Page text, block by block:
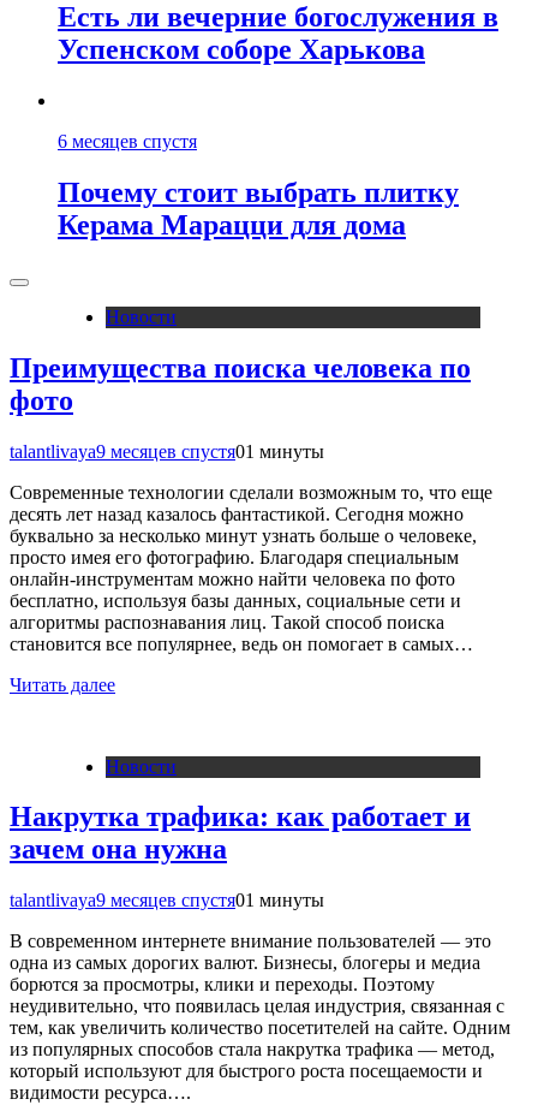
Есть ли вечерние богослужения в
Успенском соборе Харькова
6 месяцев спустя
Почему стоит выбрать плитку
Керама Марацци для дома
Новости
Преимущества поиска человека по
фото
talantlivaya9 месяцев спустя01 минуты
Современные технологии сделали возможным то, что еще
десять лет назад казалось фантастикой. Сегодня можно
буквально за несколько минут узнать больше о человеке,
просто имея его фотографию. Благодаря специальным
онлайн-инструментам можно найти человека по фото
бесплатно, используя базы данных, социальные сети и
алгоритмы распознавания лиц. Такой способ поиска
становится все популярнее, ведь он помогает в самых…
Читать далее
Новости
Накрутка трафика: как работает и
зачем она нужна
talantlivaya9 месяцев спустя01 минуты
В современном интернете внимание пользователей — это
одна из самых дорогих валют. Бизнесы, блогеры и медиа
борются за просмотры, клики и переходы. Поэтому
неудивительно, что появилась целая индустрия, связанная с
тем, как увеличить количество посетителей на сайте. Одним
из популярных способов стала накрутка трафика — метод,
который используют для быстрого роста посещаемости и
видимости ресурса….